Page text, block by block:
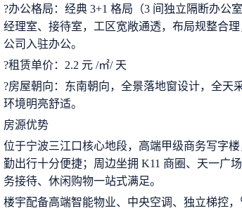
?办公格局：经典 3+1 格局（3 间独立隔断办公
经理室、接待室，工区宽敞通透，布局规整合
公司入驻办公。
?租赁单价：2.2 元 /㎡/ 天
?房屋朝向：东南朝向，全景落地窗设计，全天
环境明亮舒适。
房源优势
位于宁波三江口核心地段，高端甲级商务写字
勤出行十分便捷；周边坐拥 K11 商圈、天一广
务接待、休闲购物一站式满足。
楼宇配备高端智能物业、中央空调、独立梯控